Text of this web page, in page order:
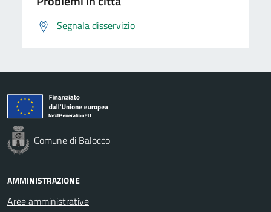
Segnala disservizio
Comune di Balocco
AMMINISTRAZIONE
Aree amministrative